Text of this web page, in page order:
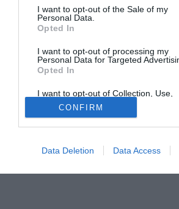
I want to opt-out of the Sale of my
Personal Data.
Opted In
I want to opt-out of processing my
Personal Data for Targeted
Opted In
I want to opt-out of Collection, Use,
Retention, Sale, and/or Sharing of my
Personal Data that Is Unrelated with
Purposes for which it was collected.
Opted Out
CONFIRM
Data Deletion Data Access
europei e in particolare del fatto che
mossi in prima persona mandando
Catalunya per vedere il giocatore in
della seconda squadra di Barcellona.
deciso nulla sul mio futuro, ho 29 anni
dei club che mi cercano.